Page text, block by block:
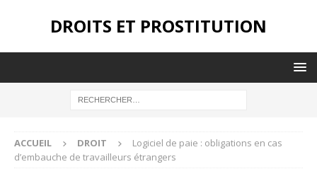
DROITS ET PROSTITUTION
ACCUEIL DROIT
Logiciel de paie : obligations en cas
d’embauche de travailleurs étrangers